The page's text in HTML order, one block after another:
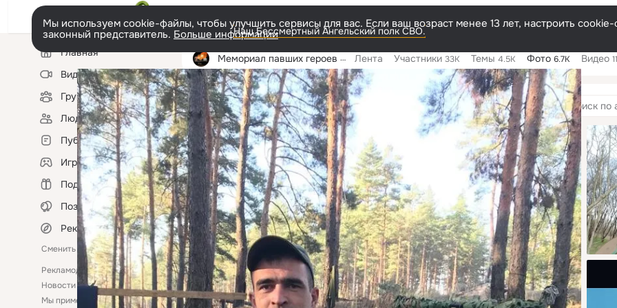
Наш Бессмертный Ангельский полк СВО.
Мы используем cookie-файлы, чтобы улучшить сервисы для вас. Если ваш возраст менее 13 лет, настроить
законный представитель. Больше информации
Левая
колонкаГлавная
Видео
Группы
Люди
Публикации
Игры
Подарки
Поздравления
Рекомендации
Сменить язык
Рекламодателям Помощь
Новости Ещё
Мы применяем
Мемориал павших героев Новосибирска и НСО Лента Участники 33K Темы 4.5K Фото 6.7K Видео
Фотопоток Фотоальбомы 3
Поиск
по
альбомам